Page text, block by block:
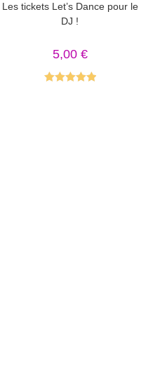
Les tickets Let’s Dance pour le
DJ !
5,00 €